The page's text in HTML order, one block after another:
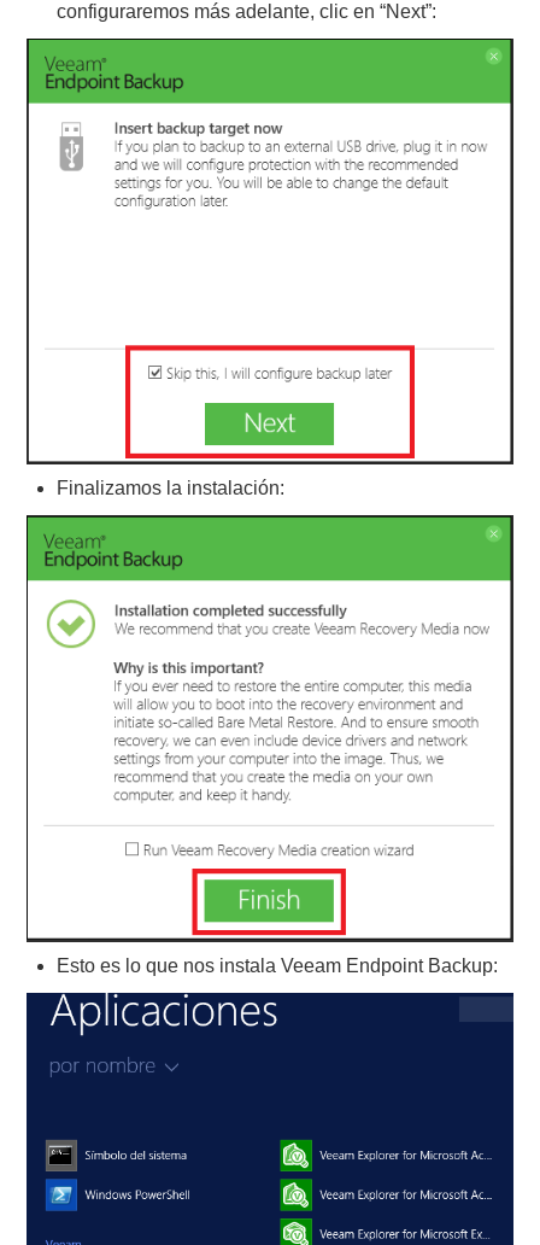
configuraremos más adelante, clic en “Next”:
Finalizamos la instalación:
Esto es lo que nos instala Veeam Endpoint Backup: